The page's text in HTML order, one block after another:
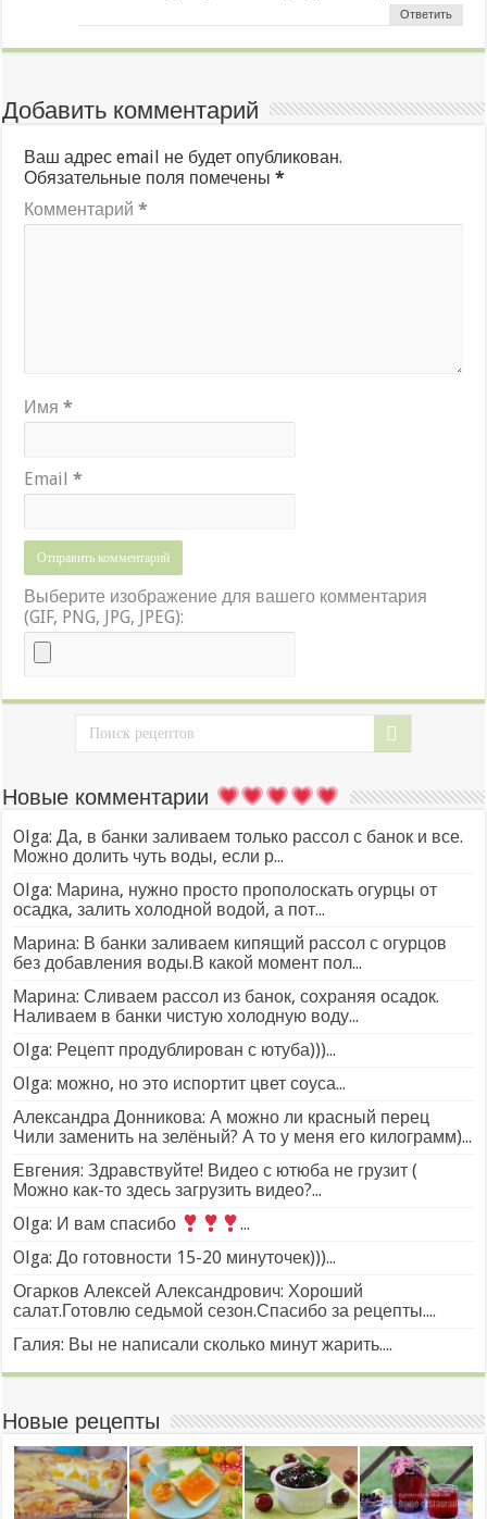
Ответить
Добавить комментарий
Ваш адрес email не будет опубликован.
Обязательные поля помечены*
Комментарий*
Имя*
Email*
Выберите изображение для вашего комментария
(GIF, PNG, JPG, JPEG):
Новые комментарии
Olga: Да, в банки заливаем только рассол с банок и все.
Можно долить чуть воды, если р...
Olga: Марина, нужно просто прополоскать огурцы от
осадка, залить холодной водой, а пот...
Марина: В банки заливаем кипящий рассол с огурцов
без добавления воды.В какой момент пол...
Марина: Сливаем рассол из банок, сохраняя осадок.
Наливаем в банки чистую холодную воду...
Olga: Рецепт продублирован с ютуба)))...
Olga: можно, но это испортит цвет соуса...
Александра Донникова: А можно ли красный перец
Чили заменить на зелёный? А то у меня его килограмм)...
Евгения: Здравствуйте! Видео с ютюба не грузит (
Можно как-то здесь загрузить видео?...
Olga: И вам спасибо
...
Olga: До готовности 15-20 минуточек)))...
Огарков Алексей Александрович: Хороший
салат.Готовлю седьмой сезон.Спасибо за рецепты....
Галия: Вы не написали сколько минут жарить....
Новые рецепты